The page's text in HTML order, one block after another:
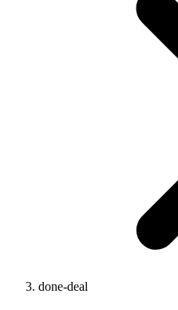
done-deal